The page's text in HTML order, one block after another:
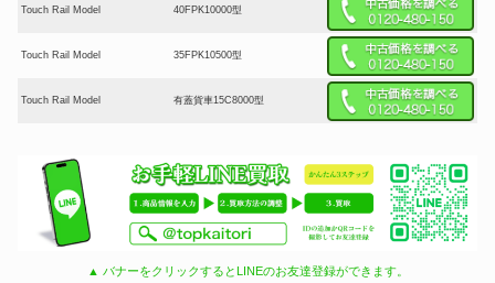
Touch Rail Model 40FPK10000型
Touch Rail Model 35FPK10500型
Touch Rail Model 有蓋貨車15C8000型
▲ バナーをクリックするとLINEのお友達登録ができます。